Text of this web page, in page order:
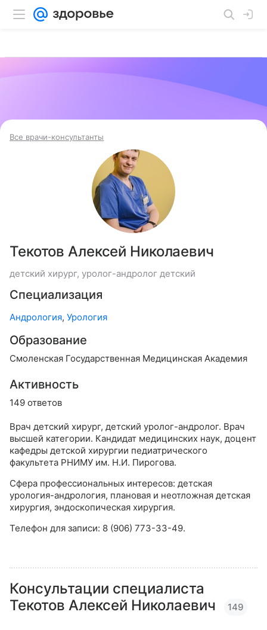
Все врачи-консультанты
Текотов Алексей Николаевич
детский хирург, уролог-андролог детский
Специализация
Андрология, Урология
Образование
Смоленская Государственная Медицинская Академия
Активность
149 ответов
Врач детский хирург, детский уролог-андролог. Врач
высшей категории. Кандидат медицинских наук, доцент
кафедры детской хирургии педиатрического
факультета РНИМУ им. Н.И. Пирогова.
Сфера профессиональных интересов: детская
урология-андрология, плановая и неотложная детская
хирургия, эндоскопическая хирургия.
Телефон для записи: 8 (906) 773-33-49.
Консультации специалиста
Текотов Алексей Николаевич
149